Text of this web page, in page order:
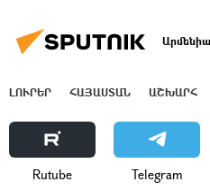
Արմենիա
ԼՈՒՐԵՐ ՀԱՅԱՍՏԱՆ ԱՇԽԱՐՀ
Rutube Telegram